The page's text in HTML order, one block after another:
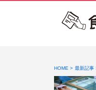
HOME 最新記事